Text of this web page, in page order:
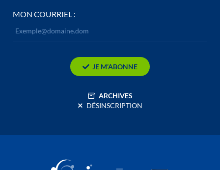
MON COURRIEL :
JE M’ABONNE
ARCHIVES
DÉSINSCRIPTION